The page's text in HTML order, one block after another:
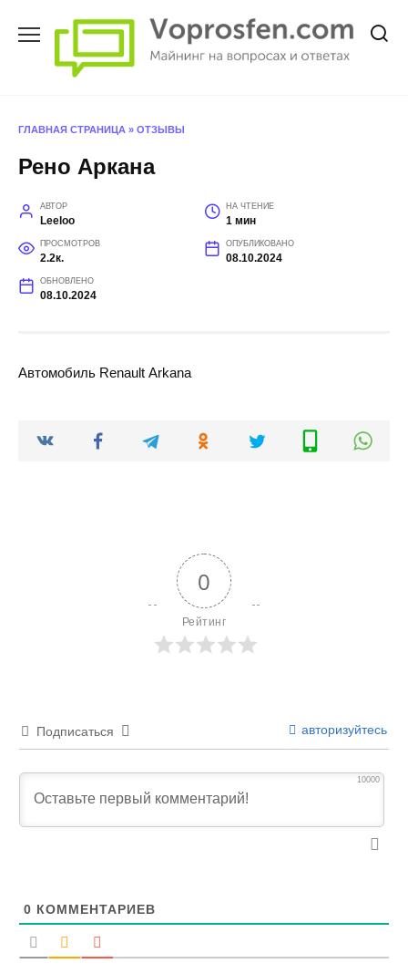
ГЛАВНАЯ СТРАНИЦА » ОТЗЫВЫ
Рено Аркана
АВТОР
Leeloo
НА ЧТЕНИЕ
1 мин
ПРОСМОТРОВ
2.2к.
ОПУБЛИКОВАНО
08.10.2024
ОБНОВЛЕНО
08.10.2024
Автомобиль Renault Arkana
0
Рейтинг
Подписаться авторизуйтесь
10000
0 КОММЕНТАРИЕВ